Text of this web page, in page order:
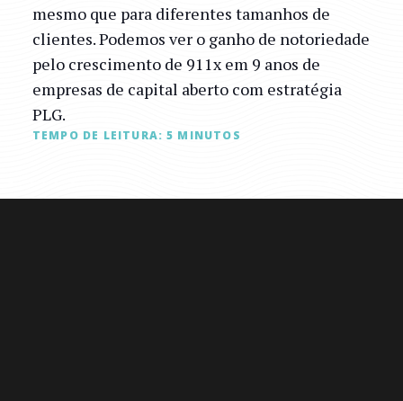
mesmo que para diferentes tamanhos de
clientes. Podemos ver o ganho de notoriedade
pelo crescimento de 911x em 9 anos de
empresas de capital aberto com estratégia
PLG.
TEMPO DE LEITURA: 5 MINUTOS